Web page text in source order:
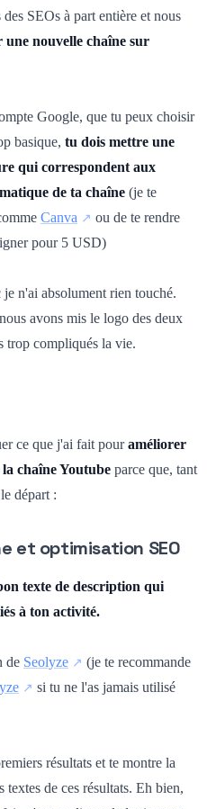
SEOs à part entière et nous
nouvelle chaîne sur
Google, que tu peux choisir
basique, tu dois mettre une
qui correspondent aux
de ta chaîne (je te
Canva
ou de te rendre
pour 5 USD)
n'ai absolument rien touché.
avons mis le logo des deux
trop compliqués la vie.
ce que j'ai fait pouraméliorer
chaîne Youtube parce que, tant
départ :
et optimisation SEO
texte de description qui
à ton activité.
de Seolyze
(je te recommande
si tu ne l'as jamais utilisé
résultats et te montre la
textes de ces résultats. Eh bien,